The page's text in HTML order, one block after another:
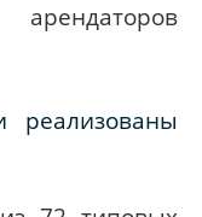
арендаторов